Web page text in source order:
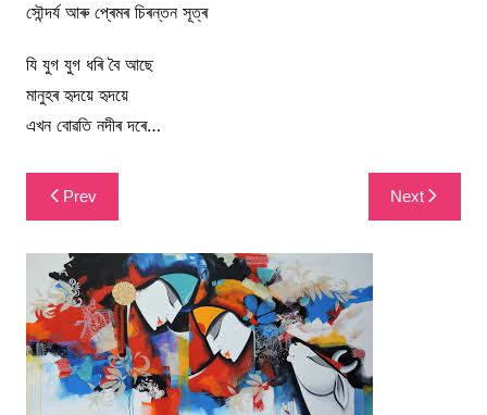
সৌন্দৰ্য আৰু প্ৰেমৰ চিৰন্তন সূত্ৰ
যি যুগ যুগ ধৰি বৈ আছে
মানুহৰ হৃদয়ে হৃদয়ে
এখন বোৱতি নদীৰ দৰে…
Post
navigation
Prev Next